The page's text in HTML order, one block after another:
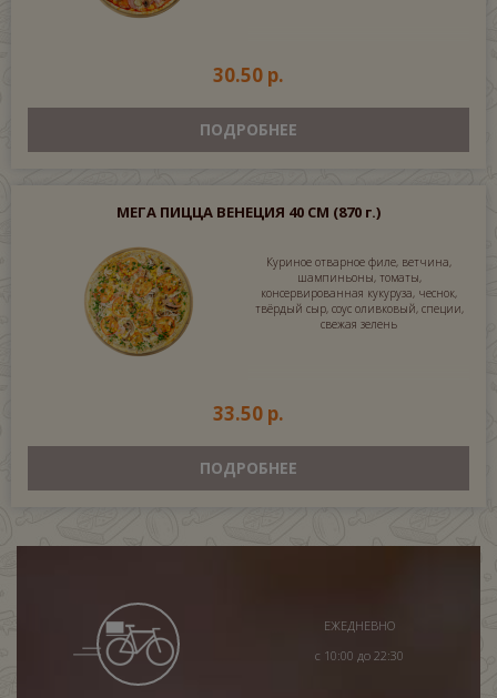
30.50 р.
ПОДРОБНЕЕ
МЕГА ПИЦЦА ВЕНЕЦИЯ 40 СМ (870 г.)
Куриное отварное филе, ветчина,
шампиньоны, томаты,
консервированная кукуруза, чеснок,
твёрдый сыр, соус оливковый, специи,
свежая зелень
33.50 р.
ПОДРОБНЕЕ
ЕЖЕДНЕВНО
с 10:00 до 22:30